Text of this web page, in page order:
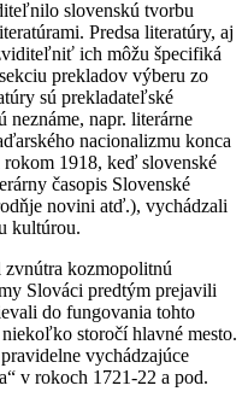
slovenskú tvorbu
Predsa literatúry, aj
ich môžu špecifiká
prekladov výberu zo
sú prekladateľské
neznáme, napr. literárne
nacionalizmu konca
rokom 1918, keď slovenské
časopis Slovenské
novini atď.), vychádzali
kultúrou.
kozmopolitnú
Slováci predtým prejavili
do fungovania tohto
storočí hlavné mesto.
vychádzajúce
v rokoch 1721-22 a pod.